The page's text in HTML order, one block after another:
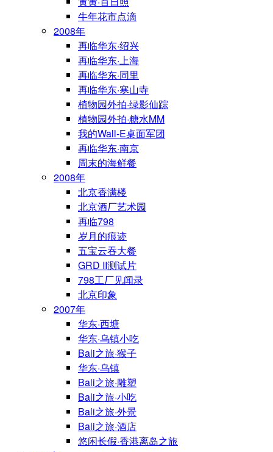
牛年花市点滴
2008年
再临华东·绍兴
再临华东·上海
再临华东·同里
再临华东·寒山寺
植物园外拍·绿影仙踪
植物园外拍·糖水MM
我的Wall-E桌面军团
再临华东·南京
周末的海鲜餐
2008年
北京香满楼
北京酒厂艺术园
再临798
岁月的痕迹
五宝云吞大餐
GRD II测试片
798工厂见闻录
北京印象
2007年
华东·西塘
华东·乌镇小吃
Bali之旅·猴子
华东·乌镇
Bali之旅·雕塑
Bali之旅·小吃
Bali之旅·外景
Bali之旅·酒店
悠闲长假·香港离岛之旅